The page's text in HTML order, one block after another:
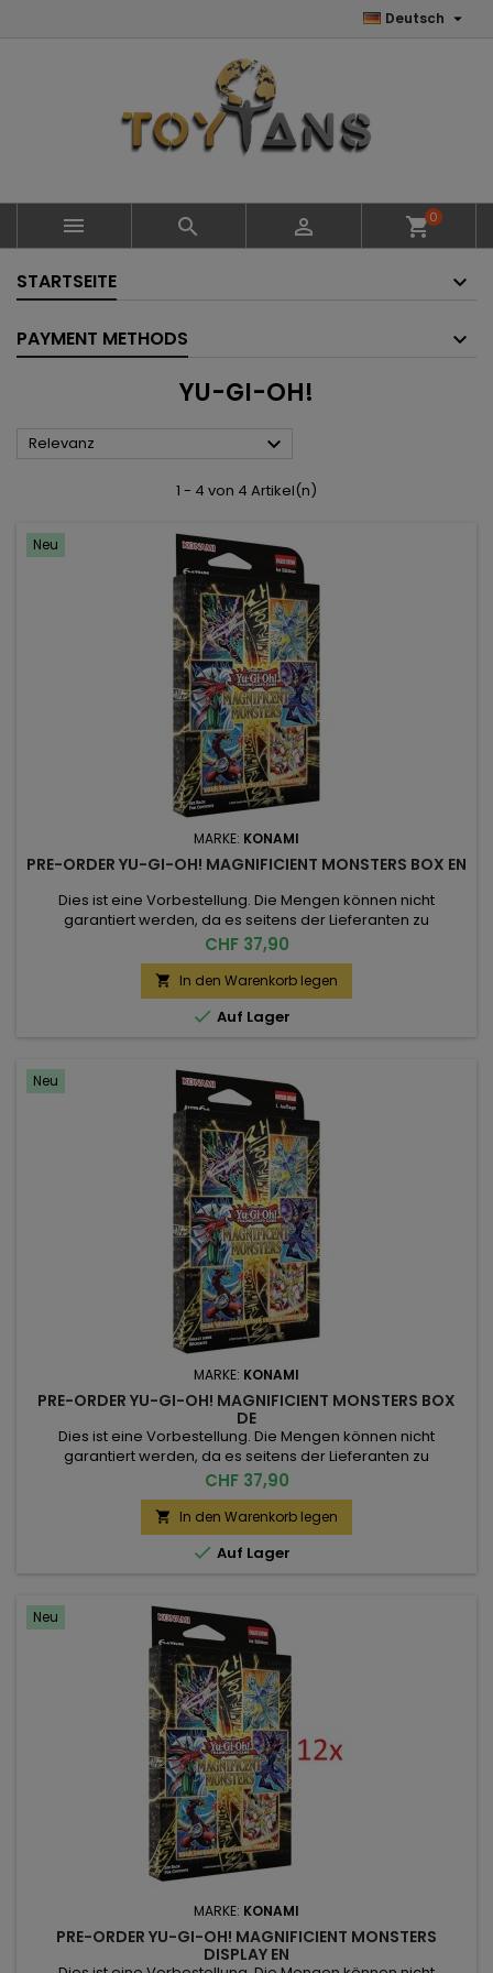
Deutsch 
   shopping_cart0
STARTSEITE
PAYMENT METHODS
YU-GI-OH!
Relevanz 
1 - 4 von 4 Artikel(n)
Neu
MARKE: KONAMI
PRE-ORDER YU-GI-OH! MAGNIFICIENT MONSTERS BOX EN
Dies ist eine Vorbestellung. Die Mengen können nicht
garantiert werden, da es seitens der Lieferanten zu
Kürzungen kommen kann. Das Release Datum ist der
03.09.2026 Falls bei einer Bestellung von PRE-Order
Artikeln lieferbare Artikel hinzugefügt werden, wird die
gesamte Bestellung am Release Tag der Pre-Order Artikel
versendet. Falls Sie die...
Preis
CHF 37,90
 In den Warenkorb legen
 Auf Lager
Neu
MARKE: KONAMI
PRE-ORDER YU-GI-OH! MAGNIFICIENT MONSTERS BOX
DE
Dies ist eine Vorbestellung. Die Mengen können nicht
garantiert werden, da es seitens der Lieferanten zu
Kürzungen kommen kann. Das Release Datum ist der
03.09.2026 Falls bei einer Bestellung von PRE-Order
Artikeln lieferbare Artikel hinzugefügt werden, wird die
gesamte Bestellung am Release Tag der Pre-Order Artikel
versendet. Falls Sie die...
Preis
CHF 37,90
 In den Warenkorb legen
 Auf Lager
Neu
MARKE: KONAMI
PRE-ORDER YU-GI-OH! MAGNIFICIENT MONSTERS
DISPLAY EN